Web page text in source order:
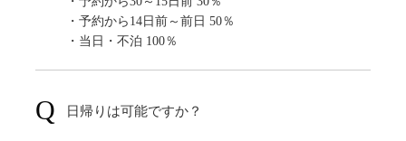
・予約から14日前～前日 50％
・当日・不泊 100％
日帰りは可能ですか？